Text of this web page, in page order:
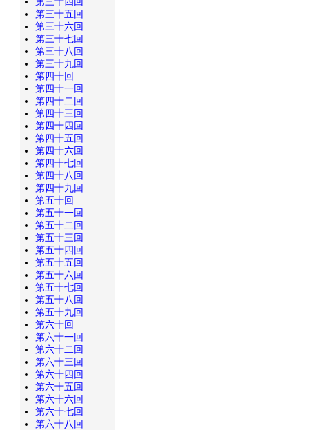
第三十五回
第三十六回
第三十七回
第三十八回
第三十九回
第四十回
第四十一回
第四十二回
第四十三回
第四十四回
第四十五回
第四十六回
第四十七回
第四十八回
第四十九回
第五十回
第五十一回
第五十二回
第五十三回
第五十四回
第五十五回
第五十六回
第五十七回
第五十八回
第五十九回
第六十回
第六十一回
第六十二回
第六十三回
第六十四回
第六十五回
第六十六回
第六十七回
第六十八回